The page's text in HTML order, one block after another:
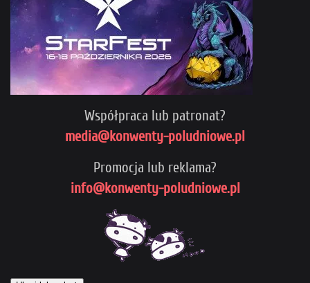
Współpraca lub patronat?
media@konwenty-poludniowe.pl
Promocja lub reklama?
info@konwenty-poludniowe.pl